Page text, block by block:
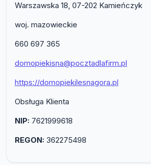
Warszawska 18, 07-202 Kamieńczyk
woj. mazowieckie
660 697 365
domopiekisna@pocztadlafirm.pl
https://domopiekilesnagora.pl
Obsługa Klienta
NIP: 7621999618
REGON: 362275498